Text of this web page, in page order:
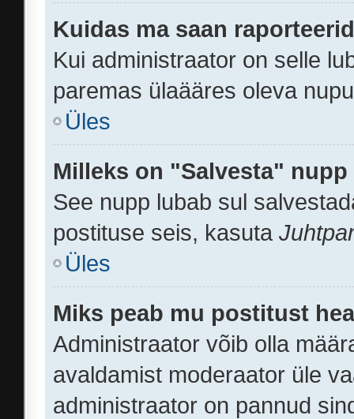
Kuidas ma saan
Kui administraator on selle
paremas ülaääres oleva
Üles
Milleks on "Salvesta"
See nupp lubab sul
postituse seis, kasuta
Üles
Miks peab mu postitust
Administraator võib olla
avaldamist moderaator üle
administraator on pannud